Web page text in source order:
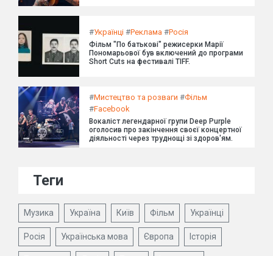
#Українці #Реклама #Росія
Фільм "По батькові" режисерки Марії
Пономарьової був включений до програми
Short Cuts на фестивалі TIFF.
#Мистецтво та розваги #Фільм
#Facebook
Вокаліст легендарної групи Deep Purple
оголосив про закінчення своєї концертної
діяльності через труднощі зі здоров'ям.
Теги
Музика Україна Київ Фільм Українці
Росія Українська мова Європа Історія